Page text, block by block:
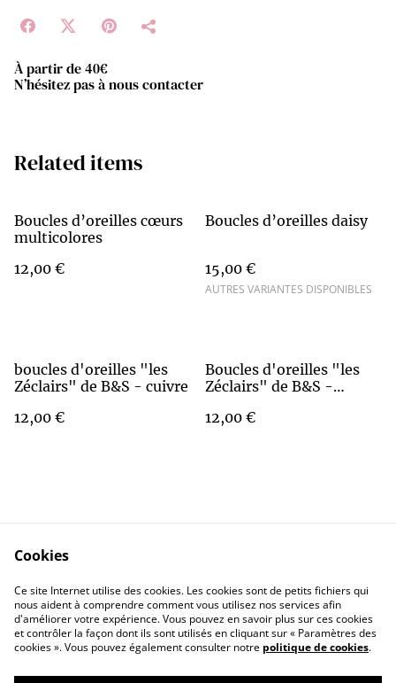
À partir de 40€
N’hésitez pas à nous contacter
Related items
Boucles d’oreilles cœurs
multicolores
12,00 €
Boucles d’oreilles daisy
15,00 €
AUTRES VARIANTES DISPONIBLES
boucles d'oreilles "les
Zéclairs" de B&S - cuivre
12,00 €
Boucles d'oreilles "les
Zéclairs" de B&S -
12,00 €
Contact Us
Legal Terms
Privacy Policy
Cookie Policy
Cookies
Ce site Internet utilise des cookies. Les cookies sont de petits fichiers qui
nous aident à comprendre comment vous utilisez nos services afin
d'améliorer votre expérience. Vous pouvez en savoir plus sur ces cookies
et contrôler la façon dont ils sont utilisés en cliquant sur « Paramètres des
cookies ». Vous pouvez également consulter notre politique de cookies.